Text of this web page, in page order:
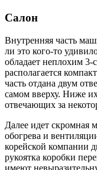
Салон
Внутренняя часть
ли это кого-то
обладает неплохим
располагается
часть отдана двум
самом вверху. Ниже
отвечающих за
Далее идет скромная
обогрева и
корейской компании
рукоятка коробки